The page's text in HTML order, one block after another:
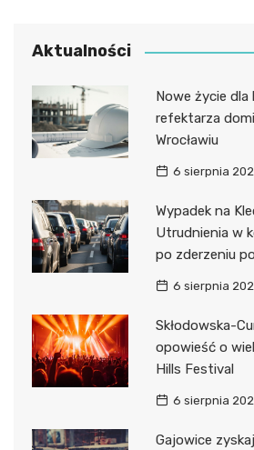
Aktualności
Nowe życie
refektarza
Wrocławiu
6 sierpnia
Wypadek na
Utrudnienia w
po zderzeniu
6 sierpnia
Skłodowska-
opowieść o
Hills Festival
6 sierpnia
Gajowice